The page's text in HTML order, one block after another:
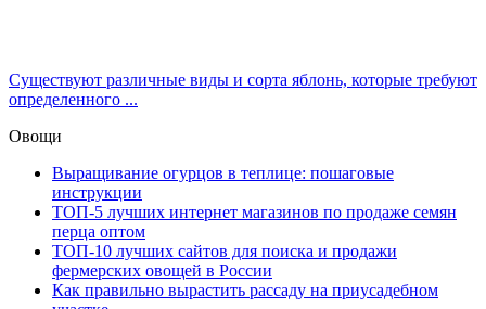
Существуют различные виды и сорта яблонь, которые требуют
определенного ...
Овощи
Выращивание огурцов в теплице: пошаговые
инструкции
ТОП-5 лучших интернет магазинов по продаже семян
перца оптом
ТОП-10 лучших сайтов для поиска и продажи
фермерских овощей в России
Как правильно вырастить рассаду на приусадебном